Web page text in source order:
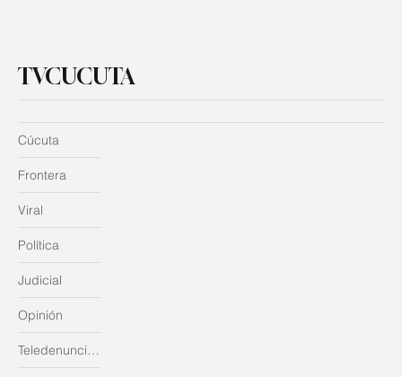
Judicial
Opinión
Cúcuta
Frontera
Viral
Política